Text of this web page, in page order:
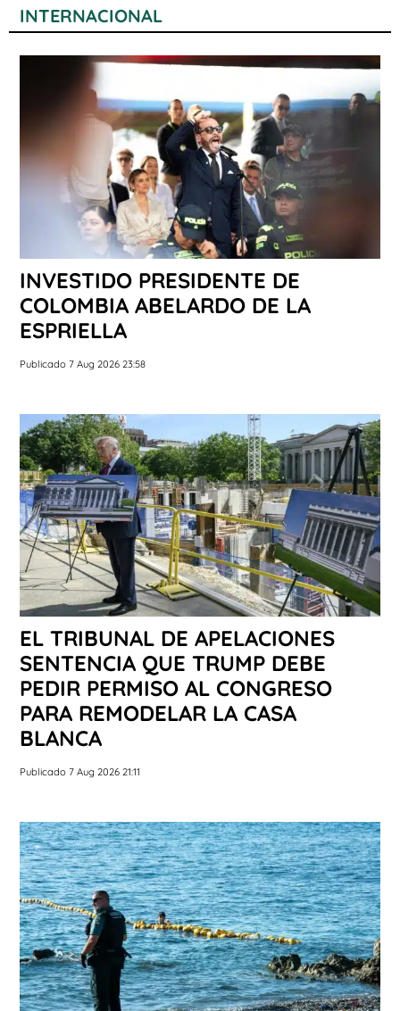
INTERNACIONAL
INVESTIDO PRESIDENTE DE
COLOMBIA ABELARDO DE LA
ESPRIELLA
Publicado 7 Aug 2026 23:58
EL TRIBUNAL DE APELACIONES
SENTENCIA QUE TRUMP DEBE
PEDIR PERMISO AL CONGRESO
PARA REMODELAR LA CASA
BLANCA
Publicado 7 Aug 2026 21:11